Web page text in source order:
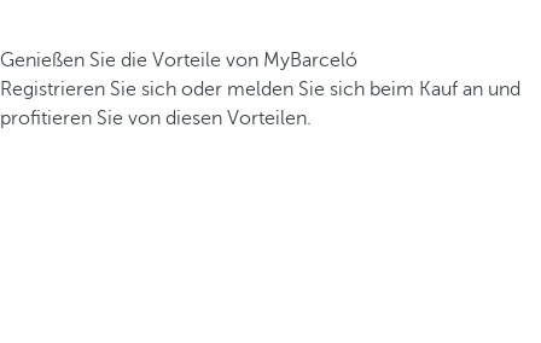
Genießen Sie die Vorteile von MyBarceló
Registrieren Sie sich oder melden Sie sich beim Kauf an und
profitieren Sie von diesen Vorteilen.